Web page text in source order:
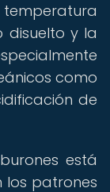
disuelto y la
como
de
está
los patrones